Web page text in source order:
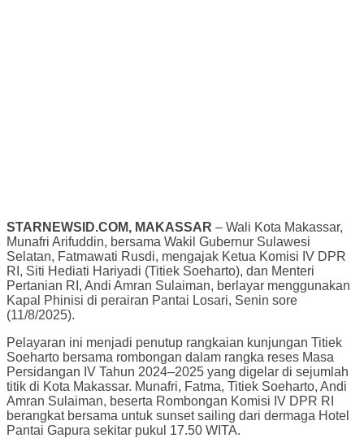
STARNEWSID.COM, MAKASSAR – Wali Kota Makassar,
Munafri Arifuddin, bersama Wakil Gubernur Sulawesi
Selatan, Fatmawati Rusdi, mengajak Ketua Komisi IV DPR
RI, Siti Hediati Hariyadi (Titiek Soeharto), dan Menteri
Pertanian RI, Andi Amran Sulaiman, berlayar menggunakan
Kapal Phinisi di perairan Pantai Losari, Senin sore
(11/8/2025).
Pelayaran ini menjadi penutup rangkaian kunjungan Titiek
Soeharto bersama rombongan dalam rangka reses Masa
Persidangan IV Tahun 2024–2025 yang digelar di sejumlah
titik di Kota Makassar. Munafri, Fatma, Titiek Soeharto, Andi
Amran Sulaiman, beserta Rombongan Komisi IV DPR RI
berangkat bersama untuk sunset sailing dari dermaga Hotel
Pantai Gapura sekitar pukul 17.50 WITA.